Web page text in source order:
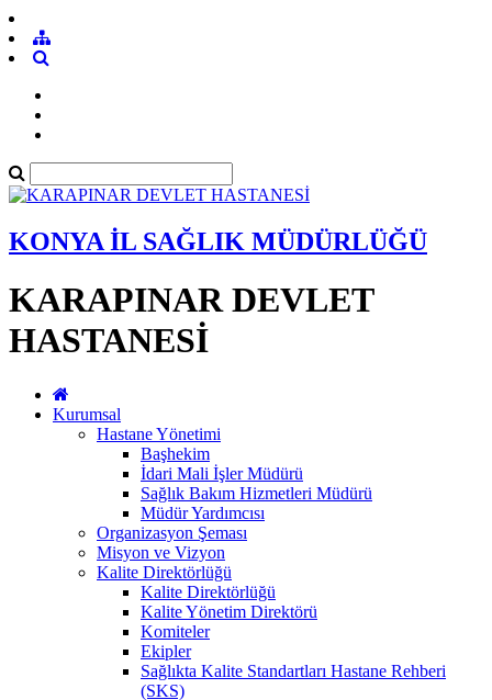
KONYA İL SAĞLIK MÜDÜRLÜĞÜ
KARAPINAR DEVLET
HASTANESİ
Kurumsal
Hastane Yönetimi
Başhekim
İdari Mali İşler Müdürü
Sağlık Bakım Hizmetleri Müdürü
Müdür Yardımcısı
Organizasyon Şeması
Misyon ve Vizyon
Kalite Direktörlüğü
Kalite Direktörlüğü
Kalite Yönetim Direktörü
Komiteler
Ekipler
Sağlıkta Kalite Standartları Hastane Rehberi
(SKS)